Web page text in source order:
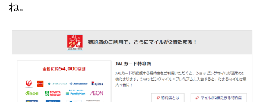
ね。